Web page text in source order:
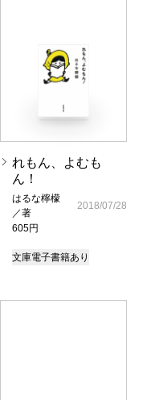
れもん、よむも
ん！
はるな檸檬
／著
605円
2018/07/28
文庫電子書籍あり